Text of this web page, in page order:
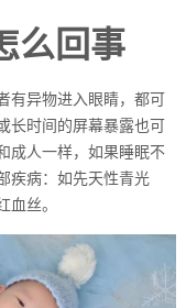
么回事
有异物进入眼睛，都可
长时间的屏幕暴露也可
成人一样，如果睡眠不
疾病：如先天性青光
血丝。